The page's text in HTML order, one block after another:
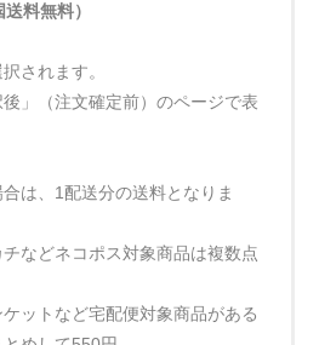
料無料）
されます。
」（注文確定前）のページで表
は、1配送分の送料となりま
などネコポス対象商品は複数点
ットなど宅配便対象商品がある